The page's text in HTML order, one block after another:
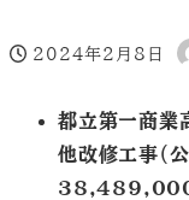
投稿日
2024年2月8日
著
都立第一商業
他改修工事（